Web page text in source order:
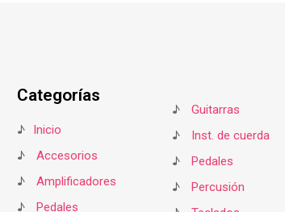
Categorías
♪
Inicio
♪
Accesorios
♪
Amplificadores
♪
Pedales
♪
Guitarras
♪
Inst. de cuerda
♪
Pedales
♪
Percusión